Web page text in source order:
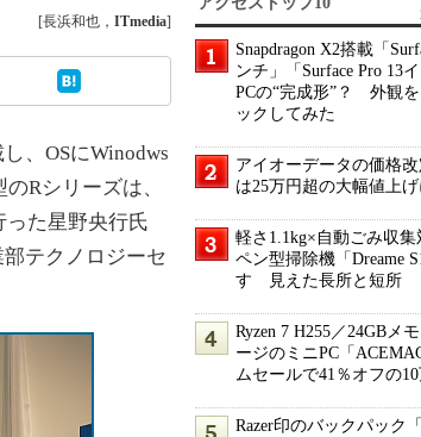
[長浜和也， ITmedia]
、OSにWinodws
Rシリーズは、
た星野央行氏
テクノロジーセ
Snapdragon X2搭載「
ンチ」「Surface Pro 13
PCの“完成形”？ 外観
ックしてみた
アイオーデータの価格
は25万円超の大幅値上げ
軽さ1.1kg×自動ごみ収
ペン型掃除機「Dreame
す 見えた長所と短所
Ryzen 7 H255／24GBメ
ージのミニPC「
ムセールで41％オフの
Razer印のバックパック